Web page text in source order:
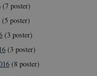
(7 poster)
(5 poster)
(3 poster)
(3 poster)
(8 poster)